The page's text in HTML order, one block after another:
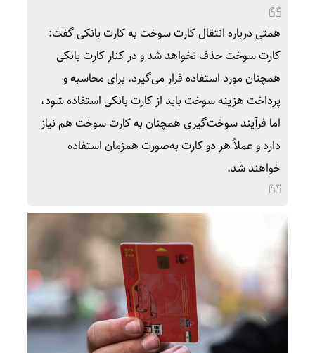
همتی درباره انتقال کارت سوخت به کارت بانکی گفت:
کارت سوخت حذف نخواهد شد و در کنار کارت بانکی
همچنان مورد استفاده قرار می‌گیرد. برای محاسبه و
پرداخت هزینه سوخت باید از کارت بانکی استفاده شود،
اما فرآیند سوخت‌گیری همچنان به کارت سوخت هم نیاز
دارد و عملاً هر دو کارت به‌صورت همزمان استفاده
خواهند شد.